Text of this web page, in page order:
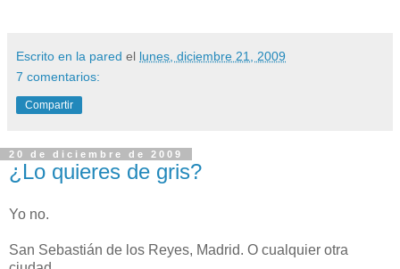
Escrito en la pared el lunes, diciembre 21, 2009
7 comentarios:
Compartir
20 de diciembre de 2009
¿Lo quieres de gris?
Yo no.
San Sebastián de los Reyes, Madrid. O cualquier otra